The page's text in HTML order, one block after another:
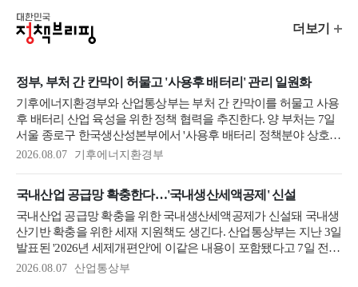
대
한
국
정
책
브
리
정부, 부처 간 칸막이 허물고 '사용후 배터리' 관리 일원화
기후에너지환경부와 산업통상부는 부처 간 칸막이를 허물고 사용
후 배터리 산업 육성을 위한 정책 협력을 추진한다. 양 부처는 7일
서울 종로구 한국생산성본부에서 '사용후 배터리 정책분야 상호
협력 강화를 위한 업무협약서'를 체결했다고 밝혔다. 문신학 산업
호 협력 강화를 위한 업무협약을 맺은 뒤 기념촬영을 하고 있다.(사
진=산업부 제공) 사용후 배터리는 단순한 폐기물이 아닌 리튬·니
켈·코발트 등...
2026.08.07 기후에너지환경부
국내산업 공급망 확충한다…'국내생산세액공제' 신설
국내산업 공급망 확충을 위한 국내생산세액공제가 신설돼 국내생
산기반 확충을 위한 세재 지원책도 생긴다. 산업통상부는 지난 3일
발표된 '2026년 세제개편안'에 이같은 내용이 포함됐다고 7일 전했
다. 지난 5월 29일 서울 강서구 마곡동 로보티즈에서 열린 제2회
2026.08.07 산업통상부
정
리
핑
뉴
스
더보기